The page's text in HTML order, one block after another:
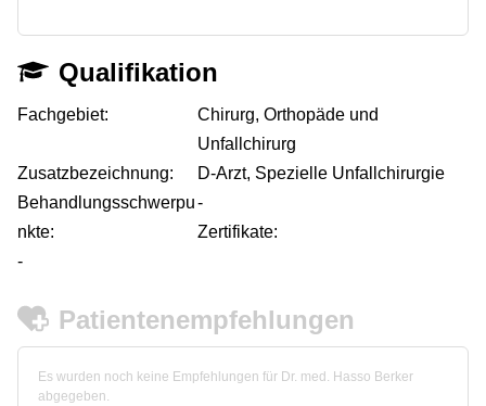
Qualifikation
Fachgebiet:
Chirurg, Orthopäde und
Unfallchirurg
Zusatzbezeichnung:
D-Arzt, Spezielle Unfallchirurgie
Behandlungsschwerpu
nkte:
-
Zertifikate:
-
Patientenempfehlungen
Es wurden noch keine Empfehlungen für Dr. med. Hasso Berker
abgegeben.